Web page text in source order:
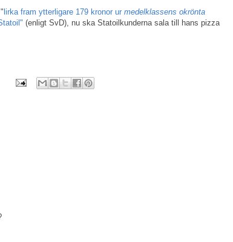
lirka fram ytterligare 179 kronor ur medelklassens okrönta
(enligt SvD), nu ska Statoilkunderna sala till hans pizza